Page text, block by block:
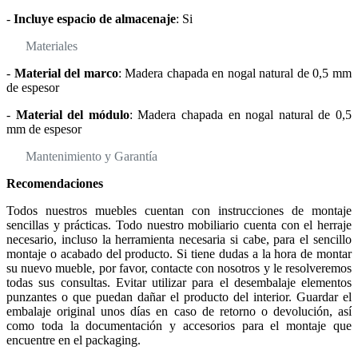
- Incluye espacio de almacenaje: Si
Materiales
- Material del marco: Madera chapada en nogal natural de 0,5 mm
de espesor
- Material del módulo: Madera chapada en nogal natural de 0,5
mm de espesor
Mantenimiento y Garantía
Recomendaciones
Todos nuestros muebles cuentan con instrucciones de montaje
sencillas y prácticas. Todo nuestro mobiliario cuenta con el herraje
necesario, incluso la herramienta necesaria si cabe, para el sencillo
montaje o acabado del producto. Si tiene dudas a la hora de montar
su nuevo mueble, por favor, contacte con nosotros y le resolveremos
todas sus consultas. Evitar utilizar para el desembalaje elementos
punzantes o que puedan dañar el producto del interior. Guardar el
embalaje original unos días en caso de retorno o devolución, así
como toda la documentación y accesorios para el montaje que
encuentre en el packaging.